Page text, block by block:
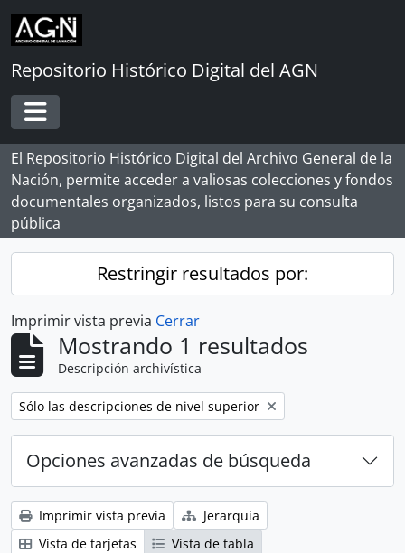
Skip to main content
Repositorio Histórico Digital del AGN
Toggle navigation
El Repositorio Histórico Digital del Archivo General de la
Nación, permite acceder a valiosas colecciones y fondos
documentales organizados, listos para su consulta
pública
Restringir resultados por:
Imprimir vista previa Cerrar
Mostrando 1 resultados
Descripción archivística
Remove filter:
Sólo las descripciones de nivel superior
Opciones avanzadas de búsqueda
Imprimir vista previa
Jerarquía
Vista de tarjetas
Vista de tabla